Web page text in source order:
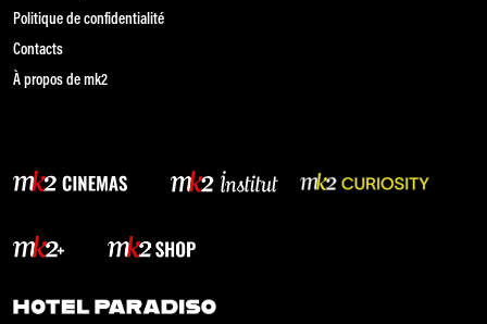
Politique de confidentialité
Contacts
À propos de mk2